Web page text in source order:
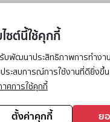
ไซต์นี้ใช้คุกกี้
บพัฒนาประสิทธิภาพการทำงาน
ระสบการณ์การใช้งานที่ดียิ่งขึ้น
าศการใช้คุกกี้
ตั้งค่าคุกกี้ ย
aclient-side
(see the
information).